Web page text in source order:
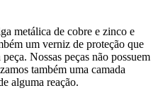
metálica de cobre e zinco e
um verniz de proteção que
Nossas peças não possuem
também uma camada
alguma reação.